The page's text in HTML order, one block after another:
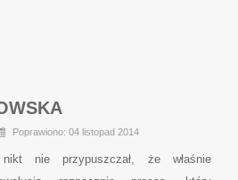
Poprawiono: 04 listopad 2014
nie przypuszczał, że właśnie